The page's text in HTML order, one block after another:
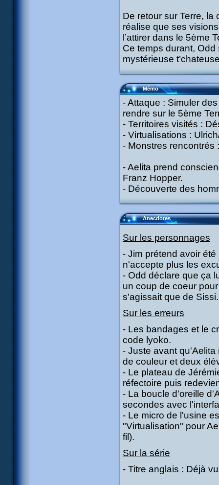
De retour sur Terre, la
réalise que ses
l’attirer dans le 5ème
Ce temps durant,
mystérieuse
Mémo
- Attaque : Simuler
rendre sur le 5ème
- Territoires visités :
- Virtualisations :
- Monstres rencontrés
- Aelita prend
Franz Hopper.
- Découverte des
Anecdotes
Sur les personnages
- Jim prétend avoir
n'accepte plus les
- Odd déclare que ça
un coup de coeur
s'agissait que de Sissi.
Sur les erreurs
- Les bandages et le
code lyoko.
- Juste avant
de couleur et deux
- Le plateau de
réfectoire puis
- La boucle d'oreille
secondes avec
- Le micro de l'usine
"Virtualisation" pour
fil).
Sur la série
- Titre anglais : Déjà